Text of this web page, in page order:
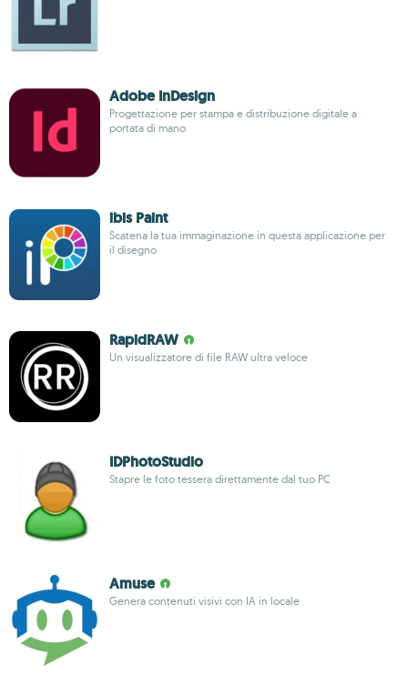
Adobe InDesign
Progettazione per stampa e distribuzione digitale a
portata di mano
ibis Paint
Scatena la tua immaginazione in questa applicazione per
il disegno
RapidRAW
Un visualizzatore di file RAW ultra veloce
IDPhotoStudio
Stapre le foto tessera direttamente dal tuo PC
Amuse
Genera contenuti visivi con IA in locale